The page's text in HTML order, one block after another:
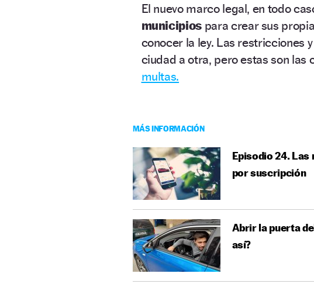
El nuevo marco legal, en todo
municipios para crear sus
conocer la ley. Las restricciones
ciudad a otra, pero estas son las
multas.
MÁS INFORMACIÓN
Episodio 24.
por suscripción
Abrir la puerta
así?